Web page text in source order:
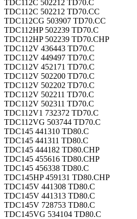
TDC112C 502212 TD70.C
TDC112C 502212 TD70.CC
TDC112CG 503907 TD70.CC
TDC112HP 502239 TD70.C
TDC112HP 502239 TD70.CHP
TDC112V 436443 TD70.C
TDC112V 449497 TD70.C
TDC112V 452171 TD70.C
TDC112V 502200 TD70.C
TDC112V 502202 TD70.C
TDC112V 502211 TD70.C
TDC112V 502311 TD70.C
TDC112V1 732372 TD70.C
TDC112VG 503744 TD70.C
TDC145 441310 TD80.C
TDC145 441311 TD80.C
TDC145 444182 TD80.CHP
TDC145 455616 TD80.CHP
TDC145 456338 TD80.C
TDC145HP 459131 TD80.CHP
TDC145V 441308 TD80.C
TDC145V 441313 TD80.C
TDC145V 728753 TD80.C
TDC145VG 534104 TD80.C